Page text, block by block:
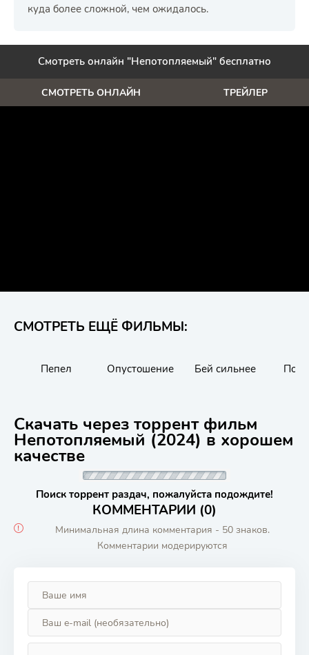
куда более сложной, чем ожидалось.
Смотреть онлайн "Непотопляемый" бесплатно
СМОТРЕТЬ ОНЛАЙН ТРЕЙЛЕР
СМОТРЕТЬ ЕЩЁ ФИЛЬМЫ:
Пепел Опустошение Бей сильнее
Скачать через торрент фильм
Непотопляемый (2024) в хорошем
качестве
Поиск торрент раздач, пожалуйста подождите!
КОММЕНТАРИИ (0)
Минимальная длина комментария - 50 знаков.
Комментарии модерируются